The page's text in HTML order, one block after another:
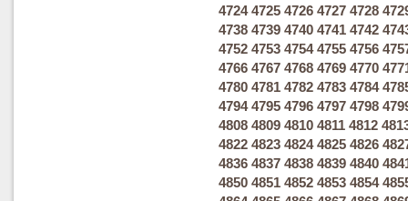
4724 4725 4726 4727 4728
4738 4739 4740 4741 4742
4752 4753 4754 4755 4756
4766 4767 4768 4769 4770
4780 4781 4782 4783 4784
4794 4795 4796 4797 4798
4808 4809 4810 4811 4812
4822 4823 4824 4825 4826
4836 4837 4838 4839 4840
4850 4851 4852 4853 4854